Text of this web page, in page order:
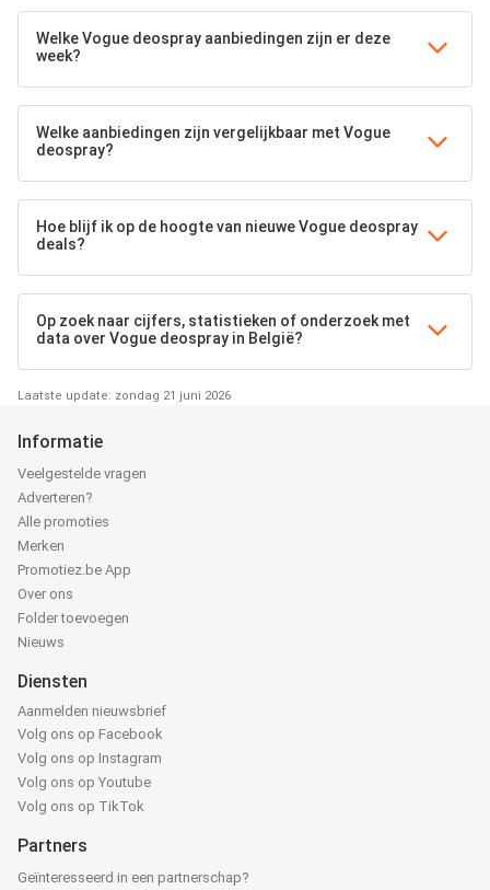
Welke Vogue deospray aanbiedingen zijn er deze
week?
Welke aanbiedingen zijn vergelijkbaar met Vogue
deospray?
Hoe blijf ik op de hoogte van nieuwe Vogue deospray
deals?
Op zoek naar cijfers, statistieken of onderzoek met
data over Vogue deospray in België?
Laatste update: zondag 21 juni 2026
Informatie
Veelgestelde vragen
Adverteren?
Alle promoties
Merken
Promotiez.be App
Over ons
Folder toevoegen
Nieuws
Diensten
Aanmelden nieuwsbrief
Volg ons op Facebook
Volg ons op Instagram
Volg ons op Youtube
Volg ons op TikTok
Partners
Geïnteresseerd in een partnerschap?